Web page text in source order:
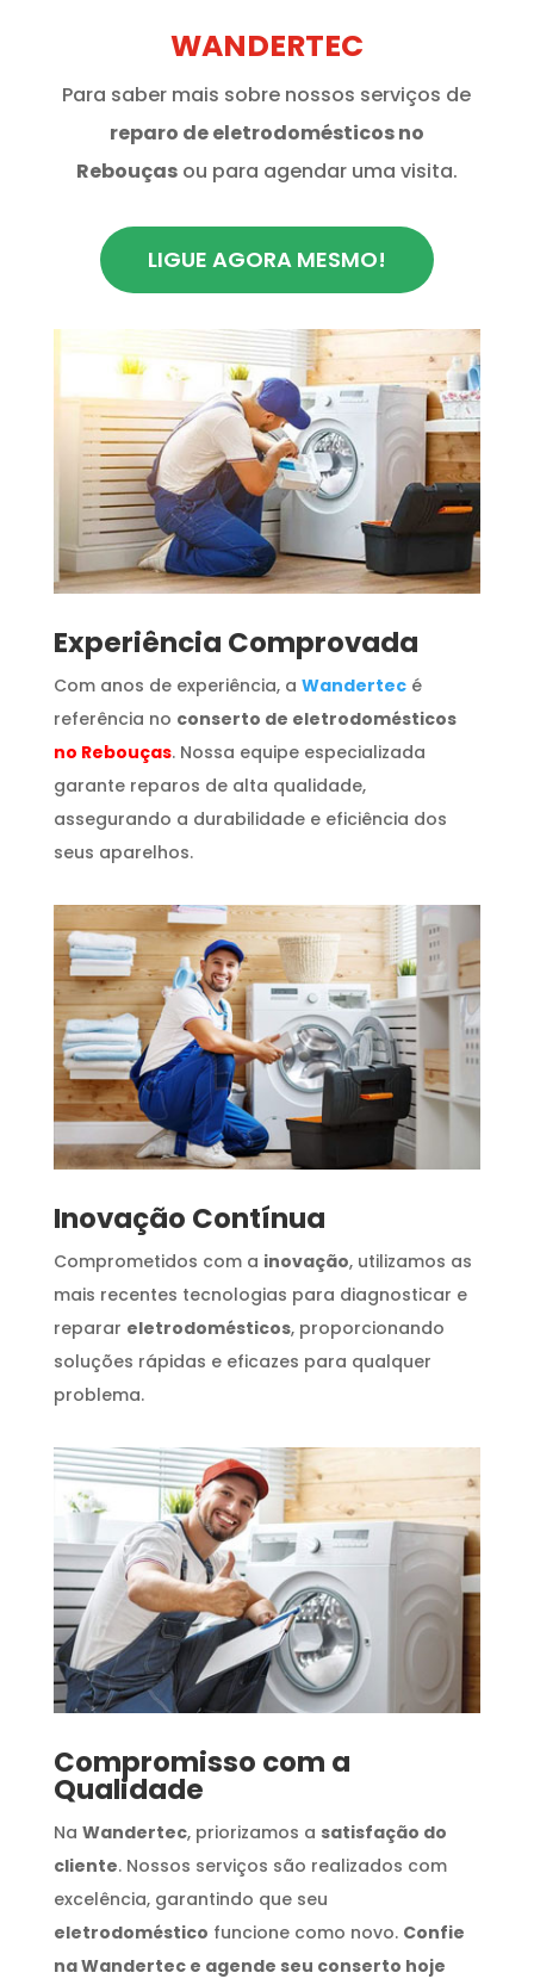
WANDERTEC
Para saber mais sobre nossos serviços de
reparo de eletrodomésticos no
Rebouçasou para agendar uma visita.
LIGUE AGORA MESMO!
​Experiência Comprovada
Com anos de experiência, a Wandertecé
referência no conserto de eletrodomésticos
no Rebouças. Nossa equipe especializada
garante reparos de alta qualidade,
assegurando a durabilidade e eficiência dos
seus aparelhos.
Inovação Contínua
Comprometidos com a inovação, utilizamos as
mais recentes tecnologias para diagnosticar e
reparar eletrodomésticos, proporcionando
soluções rápidas e eficazes para qualquer
problema.
Compromisso com a
Qualidade
Na Wandertec, priorizamos a satisfação do
cliente. Nossos serviços são realizados com
excelência, garantindo que seu
eletrodoméstico funcione como novo. Confie
na Wandertec e agende seu conserto hoje